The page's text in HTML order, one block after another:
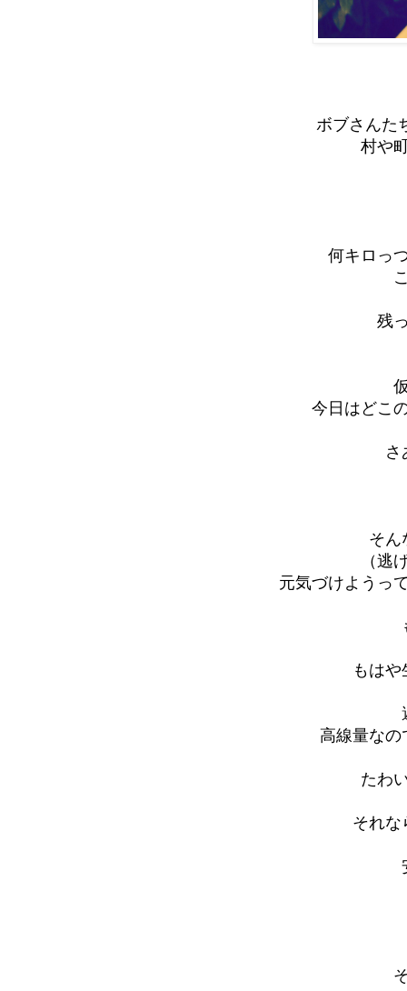
ボブさんた
村や
何キロっ
残
今日はどこ
さ
そん
（逃
元気づけようっ
もは
高線量なの
たわ
それな